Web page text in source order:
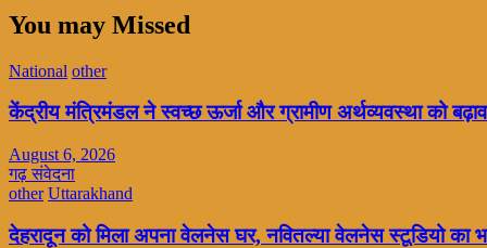
You may Missed
National other
केंद्रीय मंत्रिमंडल ने स्वच्छ ऊर्जा और ग्रामीण अर्थव्यवस्था को
August 6, 2026
गढ़ संवेदना
other Uttarakhand
देहरादून को मिला अपना वेलनेस घर, नवितल्या वेलनेस स्टूडियो का